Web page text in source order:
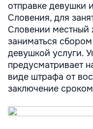
отправке девушки
Словения, для
Словении местный
заниматься
девушкой услуги.
предусматривает
виде штрафа от
заключение